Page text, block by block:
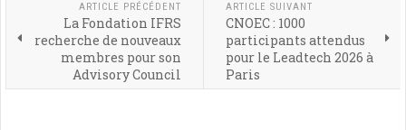
ARTICLE PRÉCÉDENT
La Fondation IFRS
recherche de nouveaux
membres pour son
Advisory Council
ARTICLE SUIVANT
CNOEC : 1000
participants attendus
pour le Leadtech 2026 à
Paris